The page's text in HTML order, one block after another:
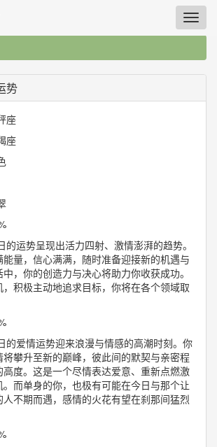
势
座
座
的运势呈现出活力四射、激情澎湃的趋势。
量，信心满满，随时准备迎接新的机遇与
，你的创造力与决心将助力你收获成功。
积极主动地追求目标，你将在各个领域取
的爱情运势迎来浪漫与情感的高潮时刻。你
攀升至新的巅峰，彼此间的默契与亲密程
度。这是一个尽情表达爱意、重新点燃激
而单身的你，也极有可能在今日与那个让
不期而遇，感情的火花有望在刹那间猛烈